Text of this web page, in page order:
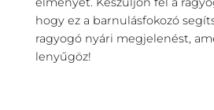
hogy ez a barnulásfokozó
ragyogó nyári megjelenést,
lenyűgöz!